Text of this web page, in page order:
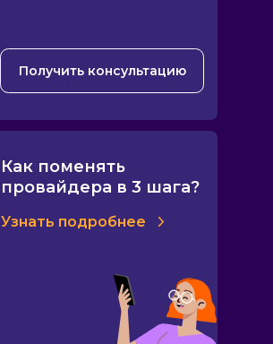
Получить консультацию
Как поменять
провайдера в 3 шага?
Узнать подробнее